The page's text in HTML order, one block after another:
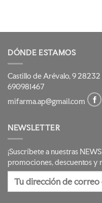
DÓNDE ESTAMOS
Castillo de Arévalo, 9 28232
690981467
mifarma.ap@gmail.com
NEWSLETTER
¡Suscríbete a nuestras
promociones, descuentos y